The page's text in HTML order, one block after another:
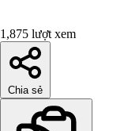
1,875 lượt xem
Chia sẻ